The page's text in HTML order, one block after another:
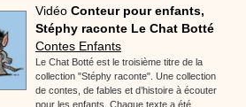
Vidéo Conteur pour enfants,
Stéphy raconte Le Chat Botté
Contes Enfants
Le Chat Botté est le troisième titre de la
collection "Stéphy raconte". Une collection
de contes, de fables et d’histoire à écouter
pour les enfants. Chaque texte a été